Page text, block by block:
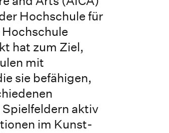
Hochschule für
hat zum Ziel,
mit
sie befähigen,
aktiv
im Kunst-